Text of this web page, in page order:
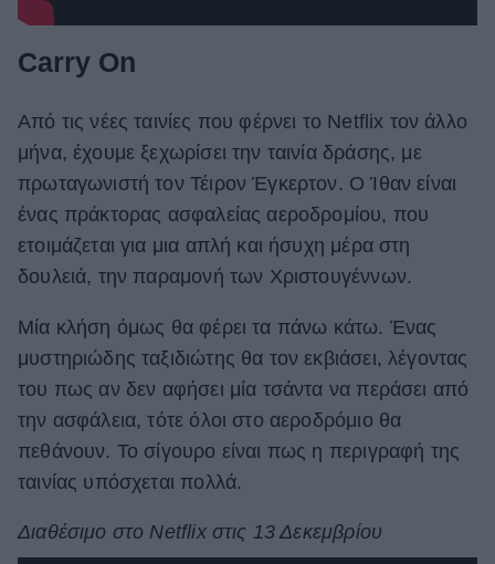
Carry On
Από τις νέες ταινίες που φέρνει το Netflix τον άλλο
μήνα, έχουμε ξεχωρίσει την ταινία δράσης, με
πρωταγωνιστή τον Τέιρον Έγκερτον. Ο Ίθαν είναι
ένας πράκτορας ασφαλείας αεροδρομίου, που
ετοιμάζεται για μια απλή και ήσυχη μέρα στη
δουλειά, την παραμονή των Χριστουγέννων.
Μία κλήση όμως θα φέρει τα πάνω κάτω. Ένας
μυστηριώδης ταξιδιώτης θα τον εκβιάσει, λέγοντας
του πως αν δεν αφήσει μία τσάντα να περάσει από
την ασφάλεια, τότε όλοι στο αεροδρόμιο θα
πεθάνουν. Το σίγουρο είναι πως η περιγραφή της
ταινίας υπόσχεται πολλά.
Διαθέσιμο στο Netflix στις 13 Δεκεμβρίου